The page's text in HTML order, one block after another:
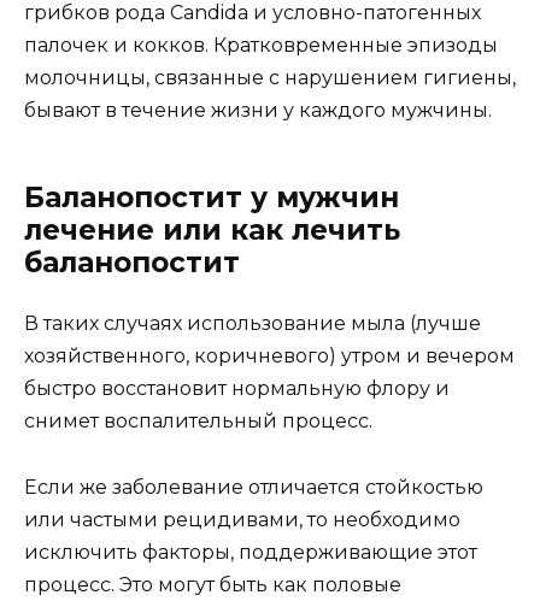
грибков рода Candida и условно-патогенных
палочек и кокков. Кратковременные эпизоды
молочницы, связанные с нарушением гигиены,
бывают в течение жизни у каждого мужчины.
Баланопостит у мужчин
лечение или как лечить
баланопостит
В таких случаях использование мыла (лучше
хозяйственного, коричневого) утром и вечером
быстро восстановит нормальную флору и
снимет воспалительный процесс.
Если же заболевание отличается стойкостью
или частыми рецидивами, то необходимо
исключить факторы, поддерживающие этот
процесс. Это могут быть как половые